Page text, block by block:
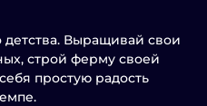
Выращивай свои
строй ферму своей
простую радость